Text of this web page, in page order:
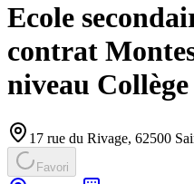
Ecole
contrat
niveau Collège
17 rue du Rivage, 62500
Favori